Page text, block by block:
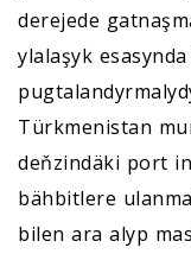
derejede
ylalaşyk
Türkmenistan
deňzindäki port
bähbitlere
bilen ara alyp